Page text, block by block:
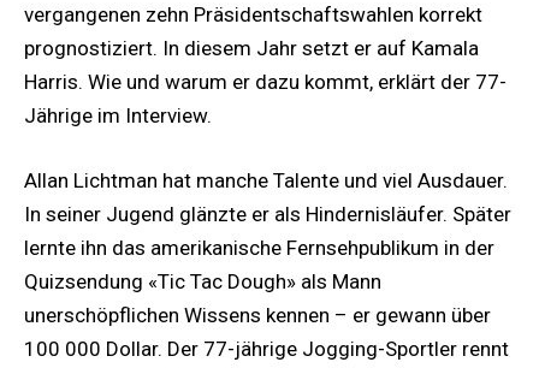
vergangenen zehn Präsidentschaftswahlen korrekt
prognostiziert. In diesem Jahr setzt er auf Kamala
Harris. Wie und warum er dazu kommt, erklärt der 77-
Jährige im Interview.
Allan Lichtman hat manche Talente und viel Ausdauer.
In seiner Jugend glänzte er als Hindernisläufer. Später
lernte ihn das amerikanische Fernsehpublikum in der
Quizsendung «Tic Tac Dough» als Mann
unerschöpflichen Wissens kennen – er gewann über
100 000 Dollar. Der 77-jährige Jogging-Sportler rennt